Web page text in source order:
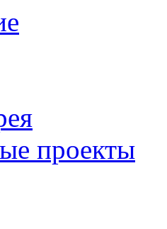
проекты